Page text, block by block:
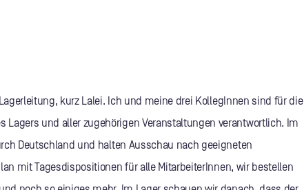
kurz Lalei. Ich und meine drei KollegInnen sind für die
Lagers und aller zugehörigen Veranstaltungen verantwortlich. Im
Deutschland und halten Ausschau nach geeigneten
mit Tagesdispositionen für alle MitarbeiterInnen, wir bestellen